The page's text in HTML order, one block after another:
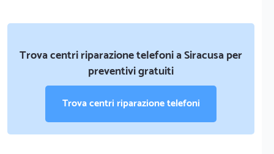
Trova centri riparazione telefoni a Siracusa per
preventivi gratuiti
Trova centri riparazione telefoni